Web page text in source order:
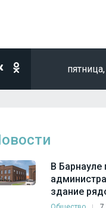
пятница,
В Барнауле
здание